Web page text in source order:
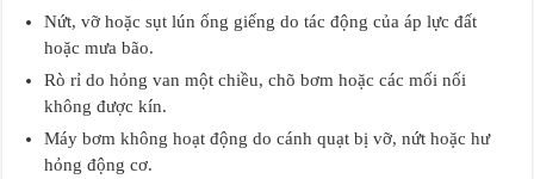
Nứt, vỡ hoặc sụt lún ống giếng do tác động của áp lực đất
hoặc mưa bão.
Rò rỉ do hỏng van một chiều, chõ bơm hoặc các mối nối
không được kín.
Máy bơm không hoạt động do cánh quạt bị vỡ, nứt hoặc hư
hỏng động cơ.